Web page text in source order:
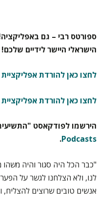
ספורטס רבי – גם
הישראלי היישר לידיים שלכם!
לחצו כאן להורדת אפליקציית
לחצו כאן להורדת
הירשמו לפודקאסט
Podcasts
.
"כבר הכל היה סגור והיה
לנו, ולא הצלחנו לגשר על
אנשים טובים שרוצים